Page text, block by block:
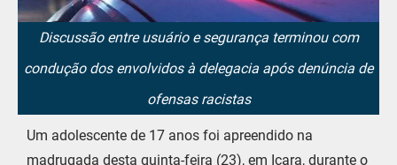
Discussão entre usuário e segurança terminou com
condução dos envolvidos à delegacia após denúncia de
ofensas racistas
Um adolescente de 17 anos foi apreendido na
madrugada desta quinta-feira (23), em Içara, durante o